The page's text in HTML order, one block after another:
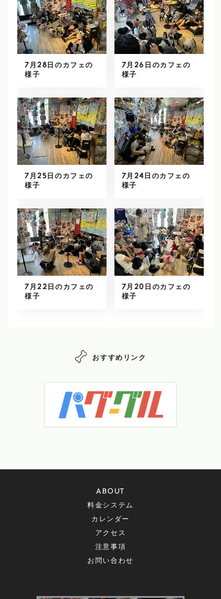
7月28日のカフェの
様子
7月26日のカフェの
様子
7月25日のカフェの
様子
7月24日のカフェの
様子
7月22日のカフェの
様子
7月20日のカフェの
様子
おすすめリンク
ABOUT
料金システム
カレンダー
アクセス
注意事項
お問い合わせ